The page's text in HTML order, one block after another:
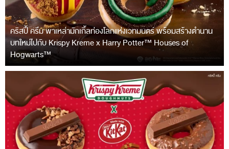
คริสปี้ ครีม พาเหล่ามักเกิ้ลท่องโลกแห่งเวทมนตร์ พร้อมสร้างตำนาน
บทใหม่ไปกับ Krispy Kreme x Harry Potter™ Houses of
Hogwarts™